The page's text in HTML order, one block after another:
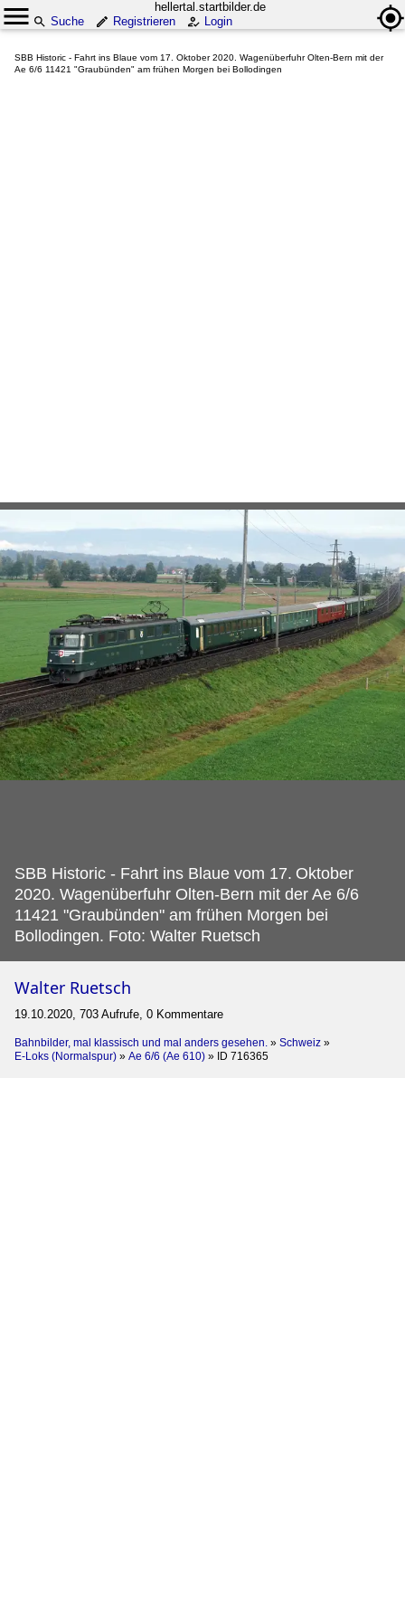
hellertal.startbilder.de
Suche
Registrieren Login
SBB Historic - Fahrt ins Blaue vom 17. Oktober 2020. Wagenüberfuhr Olten-Bern mit der
Ae 6/6 11421 "Graubünden" am frühen Morgen bei Bollodingen
SBB Historic - Fahrt ins Blaue vom 17. Oktober
2020. Wagenüberfuhr Olten-Bern mit der Ae 6/6
11421 "Graubünden" am frühen Morgen bei
Bollodingen. Foto: Walter Ruetsch
Walter Ruetsch
19.10.2020, 703 Aufrufe, 0 Kommentare
Bahnbilder, mal klassisch und mal anders gesehen. » Schweiz »
E-Loks (Normalspur) » Ae 6/6 (Ae 610) » ID 716365